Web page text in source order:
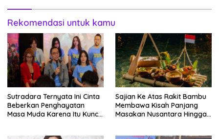
Rekomendasi untuk kamu
Sutradara Ternyata Ini Cinta
Beberkan Penghayatan
Masa Muda Karena Itu Kunci
Sajian Ke Atas Rakit Bambu
Membawa Kisah Panjang
Masakan Nusantara Hingga